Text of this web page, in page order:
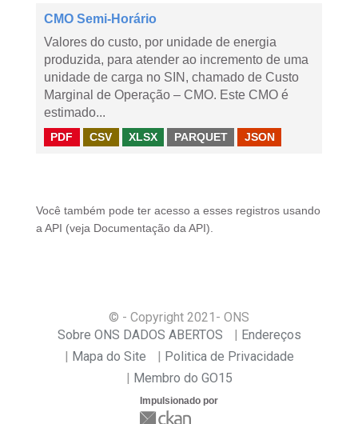
CMO Semi-Horário
Valores do custo, por unidade de energia
produzida, para atender ao incremento de uma
unidade de carga no SIN, chamado de Custo
Marginal de Operação – CMO. Este CMO é
estimado...
PDF CSV XLSX PARQUET JSON
Você também pode ter acesso a esses registros usando
a API (veja Documentação da API ).
© - Copyright 2021 - ONS
Sobre ONS DADOS ABERTOS
Endereços
Mapa do Site
Politica de Privacidade
Membro do GO15
Impulsionado por